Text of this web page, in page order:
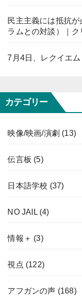
民主主義には抵抗
ラムとの対談）｜ク
7月4日、レクイエ
カテゴリー
映像/映画/演劇 (13)
伝言板 (5)
日本語学校 (37)
NO JAIL(4)
情報＋ (3)
視点 (122)
アフガンの声 (168)